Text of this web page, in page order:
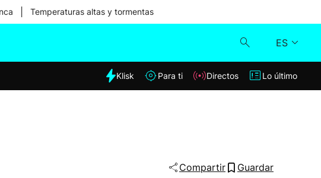
Temperaturas altas y tormentas
ES
Klisk
Klisk Para ti Directos Lo último
Compartir
Guardar